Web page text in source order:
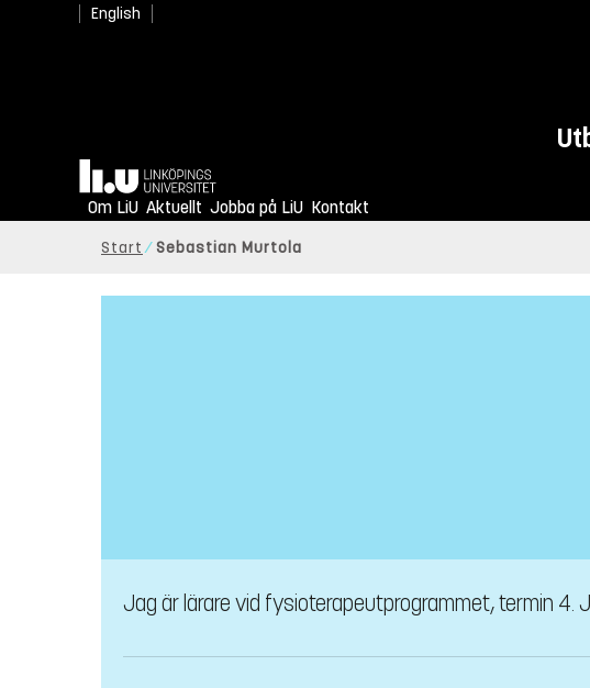
English
Hem
Om LiU Aktuellt Jobba på LiU Kontakt
Start Sebastian Murtola
Jag är lärare vid fysioterapeutprogrammet, termin 4.